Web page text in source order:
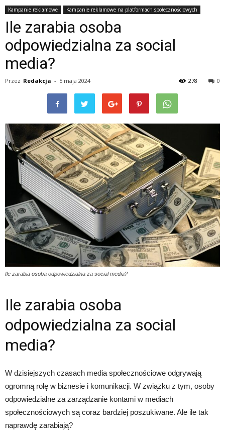
Kampanie reklamowe Kampanie reklamowe na platformach społecznościowych
Ile zarabia osoba
odpowiedzialna za social
media?
Przez Redakcja - 5 maja 2024 0
278
Ile zarabia osoba odpowiedzialna za social media?
Ile zarabia osoba
odpowiedzialna za social
media?
W dzisiejszych czasach media społecznościowe odgrywają
ogromną rolę w biznesie i komunikacji. W związku z tym, osoby
odpowiedzialne za zarządzanie kontami w mediach
społecznościowych są coraz bardziej poszukiwane. Ale ile tak
naprawdę zarabiają?